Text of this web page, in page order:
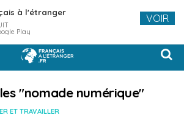
"nomade numérique"
ET TRAVAILLER
à l'étranger
Play
VOIR